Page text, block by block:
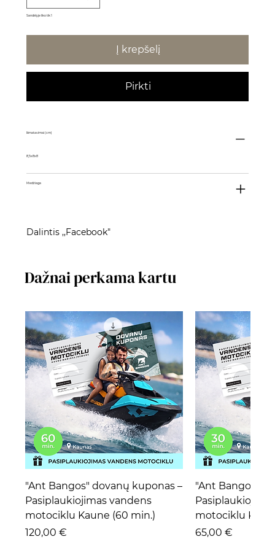
Sandėlyje liko tik 1
Į krepšelį
Pirkti
Išmatavimai (cm)
8,5x8x8
Medžiaga
Dalintis ,,Facebook"
Dažnai perkama kartu
"Ant Bangos" dovanų kuponas –
Pasiplaukiojimas vandens
motociklu Kaune (60 min.)
Kaina
120,00 €
"Ant Bangos"
motociklu
Kaina
65,00 €